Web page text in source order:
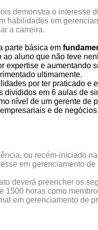
demonstra o interesse
habilidades em
a carreira.
parte básica em
aluno que não teve
e aumentando
ultimamente.
por ter praticado
em 6 aulas de
nível de um gerente de
e de
ou recém-iniciado
em gerenciamento de
deverá preencher os
1500 horas como
em gerenciamento de